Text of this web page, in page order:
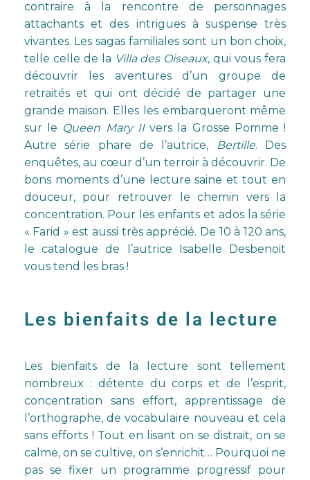
contraire à la rencontre de personnages
attachants et des intrigues à suspense très
vivantes. Les sagas familiales sont un bon choix,
telle celle de la Villa des Oiseaux, qui vous fera
découvrir les aventures d’un groupe de
retraités et qui ont décidé de partager une
grande maison. Elles les embarqueront même
sur le Queen Mary IIvers la Grosse Pomme !
Autre série phare de l’autrice,
Bertille. Des
enquêtes, au cœur d’un terroir à découvrir. De
bons moments d’une lecture saine et tout en
douceur, pour retrouver le chemin vers la
concentration. Pour les enfants et ados la série
« Farid » est aussi très apprécié. De 10 à 120 ans,
le catalogue de l’autrice Isabelle Desbenoit
vous tend les bras !
Les bienfaits de la lecture
Les bienfaits de la lecture sont tellement
nombreux : détente du corps et de l’esprit,
concentration sans effort, apprentissage de
l’orthographe, de vocabulaire nouveau et cela
sans efforts ! Tout en lisant on se distrait, on se
calme, on se cultive, on s’enrichit… Pourquoi ne
pas se fixer un programme progressif pour